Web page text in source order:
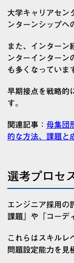
大学キャリアセン
ンターンシップへ
また、インターン
ンターインターン
も多くなっていま
早期接点を戦略的
す。
関連記事： 母集団
的な方法、課題と
選考プロセ
エンジニア採用の
課題」や「コーデ
これらはスキルレ
問題設定能力を見